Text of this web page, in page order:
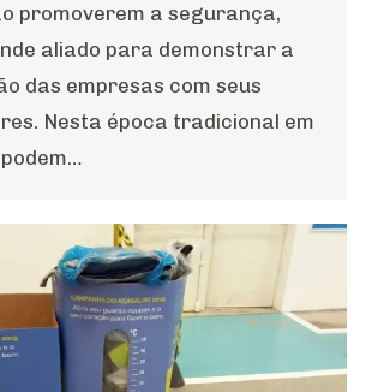
promoverem a segurança,
aliado para demonstrar a
das empresas com seus
Nesta época tradicional em